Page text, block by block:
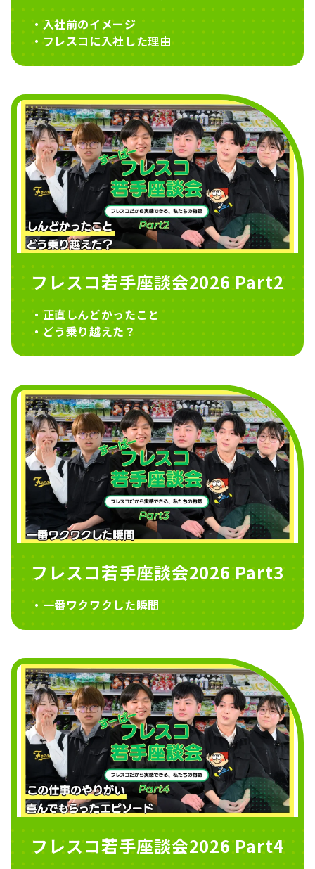
・入社前のイメージ
・フレスコに入社した理由
フレスコ若手座談会2026 Part2
・正直しんどかったこと
・どう乗り越えた？
フレスコ若手座談会2026 Part3
・一番ワクワクした瞬間
フレスコ若手座談会2026 Part4